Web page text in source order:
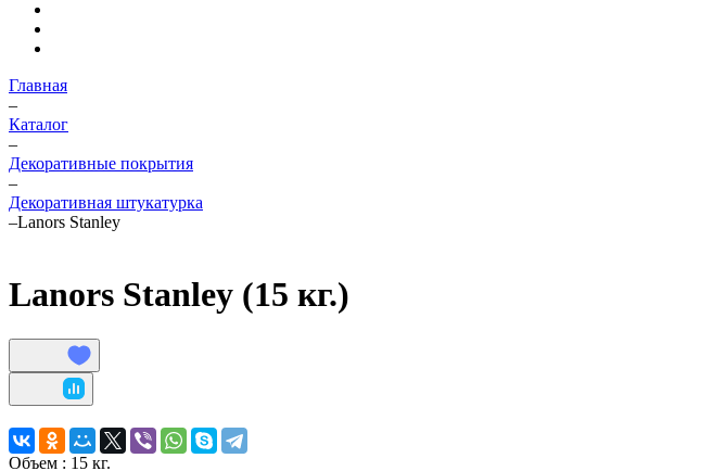
Главная
–
Каталог
–
Декоративные покрытия
–
Декоративная штукатурка
–Lanors Stanley
Lanors Stanley (15 кг.)
Объем : 15 кг.